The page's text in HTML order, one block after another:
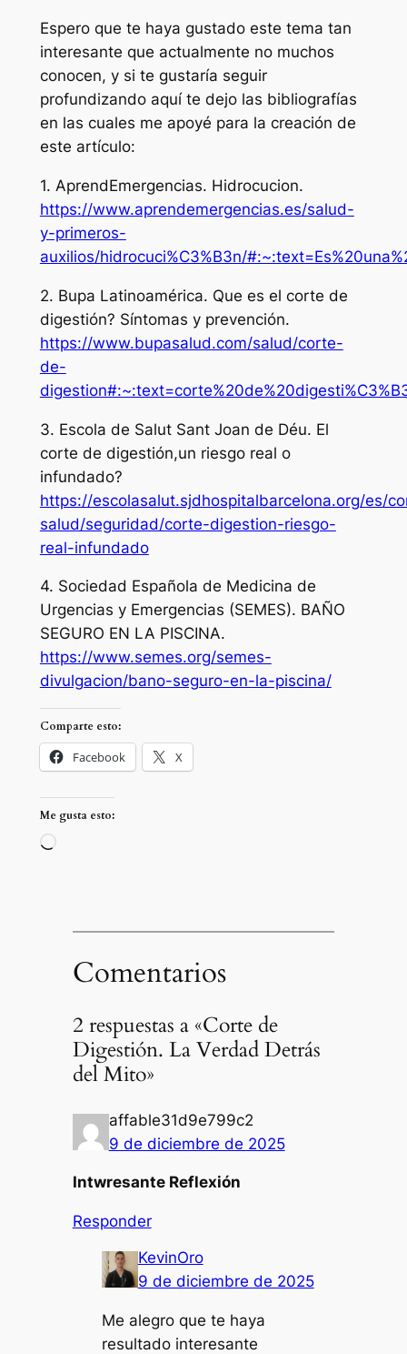
Espero que te haya gustado este tema tan
interesante que actualmente no muchos
conocen, y si te gustaría seguir
profundizando aquí te dejo las bibliografías
en las cuales me apoyé para la creación de
este artículo:
1. AprendEmergencias. Hidrocucion.
https://www.aprendemergencias.es/salud-
y-primeros-
auxilios/hidrocuci%C3%B3n/
2. Bupa Latinoamérica. Que es el corte de
digestión? Síntomas y prevención.
https://www.bupasalud.com/salud/corte-
de-
3. Escola de Salut Sant Joan de Déu. El
corte de digestión,un riesgo real o
infundado?
https://escolasalut.sjdhospitalbarcelona.org/es/
salud/seguridad/corte-digestion-riesgo-
real-infundado
4. Sociedad Española de Medicina de
Urgencias y Emergencias (SEMES). BAÑO
SEGURO EN LA PISCINA.
https://www.semes.org/semes-
divulgacion/bano-seguro-en-la-piscina/
Comparte esto:
Facebook X
Me gusta esto:
Cargando…
Comentarios
2 respuestas a «Corte de
Digestión. La Verdad Detrás
del Mito»
affable31d9e799c2
9 de diciembre de 2025
Intwresante Reflexión
Responder
KevinOro
9 de diciembre de 2025
Me alegro que te haya
resultado interesante